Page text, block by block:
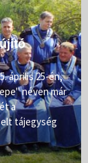
április 25-én,
néven már
a
tájegység